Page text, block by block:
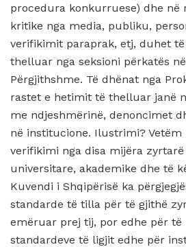
procedura konkurruese) dhe në
kritike nga media, publiku,
verifikimit paraprak, etj, duhet
thelluar nga seksioni përkatës
Përgjithshme. Të dhënat nga
rastet e hetimit të thelluar janë
me ndjeshmërinë, denoncimet
në institucione. Ilustrimi? Vetëm
verifikimi nga disa mijëra
universitare, akademike dhe të
Kuvendi i Shqipërisë ka
standarde të tilla për të gjithë
emëruar prej tij, por edhe për
standardeve të ligjit edhe për